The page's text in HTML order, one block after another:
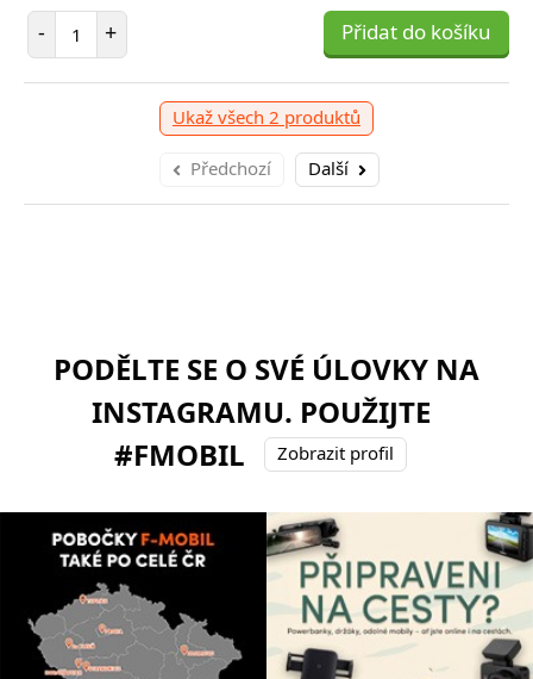
- Počet položek
+ Přidat do košíku
Ukaž všech 2 produktů
Předchozí Další
položek Přidat do košíku -
PODĚLTE SE O SVÉ ÚLOVKY NA
INSTAGRAMU. POUŽIJTE
#FMOBIL
Zobrazit profil